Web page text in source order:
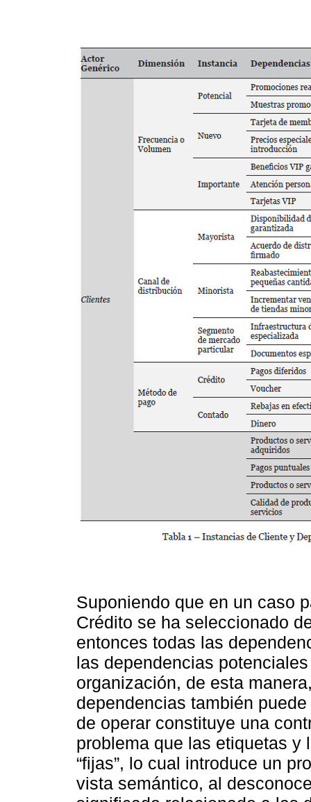
Suponiendo que en un caso
Crédito se ha seleccionado
entonces todas las
las dependencias
organización, de esta
dependencias también
de operar constituye una
problema que las etiquetas
“fijas”, lo cual introduce un
vista semántico, al